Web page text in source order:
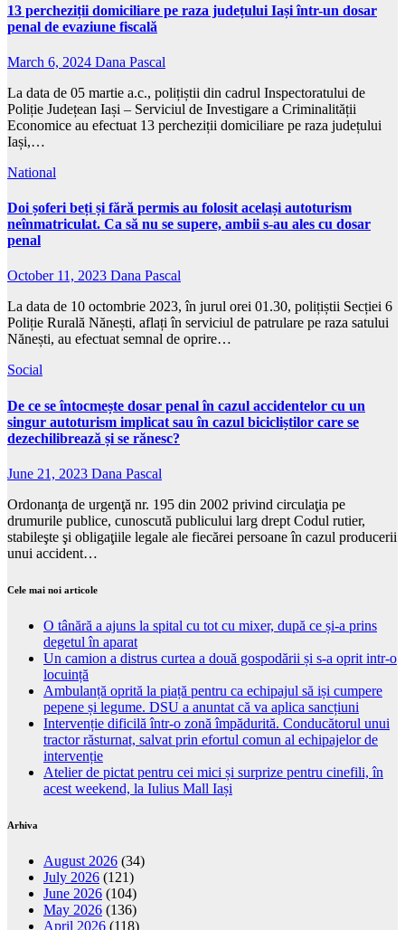
13 percheziții domiciliare pe raza județului Iași într-un dosar
penal de evaziune fiscală
March 6, 2024 Dana Pascal
La data de 05 martie a.c., polițiștii din cadrul Inspectoratului de
Poliție Județean Iași – Serviciul de Investigare a Criminalității
Economice au efectuat 13 percheziții domiciliare pe raza județului
Iași,…
National
Doi șoferi beți și fără permis au folosit același autoturism
neînmatriculat. Ca să nu se supere, ambii s-au ales cu dosar
penal
October 11, 2023 Dana Pascal
La data de 10 octombrie 2023, în jurul orei 01.30, polițiștii Secției 6
Poliție Rurală Nănești, aflați în serviciul de patrulare pe raza satului
Nănești, au efectuat semnal de oprire…
Social
De ce se întocmește dosar penal în cazul accidentelor cu un
singur autoturism implicat sau în cazul bicicliștilor care se
dezechilibrează și se rănesc?
June 21, 2023 Dana Pascal
Ordonanţa de urgenţă nr. 195 din 2002 privind circulaţia pe
drumurile publice, cunoscută publicului larg drept Codul rutier,
stabileşte şi obligaţiile legale ale fiecărei persoane în cazul producerii
unui accident…
Cele mai noi articole
O tânără a ajuns la spital cu tot cu mixer, după ce și-a prins
degetul în aparat
Un camion a distrus curtea a două gospodării și s-a oprit intr-o
locuință
Ambulanță oprită la piață pentru ca echipajul să iși cumpere
pepene și legume. DSU a anuntat că va aplica sancțiuni
Intervenție dificilă într-o zonă împădurită. Conducătorul unui
tractor răsturnat, salvat prin efortul comun al echipajelor de
intervenție
Atelier de pictat pentru cei mici și surprize pentru cinefili, în
acest weekend, la Iulius Mall Iași
Arhiva
August 2026 (34)
July 2026 (121)
June 2026 (104)
May 2026 (136)
April 2026 (118)